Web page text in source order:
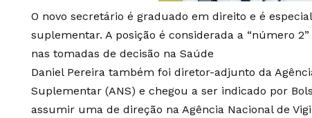
O novo secretário é graduado em direito e é
suplementar. A posição é considerada a “número
nas tomadas de decisão na Saúde
Daniel Pereira também foi diretor-adjunto da
Suplementar (ANS) e chegou a ser indicado por
assumir uma de direção na Agência Nacional de